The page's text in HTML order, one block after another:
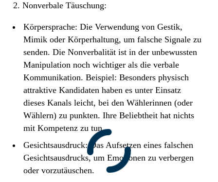
2. Nonverbale Täuschung:
Körpersprache: Die Verwendung von Gestik,
Mimik oder Körperhaltung, um falsche Signale zu
senden. Die Nonverbalität ist in der unbewussten
Manipulation noch wichtiger als die verbale
Kommunikation. Beispiel: Besonders physisch
attraktive Kandidaten haben es unter Einsatz
dieses Kanals leicht, bei den Wählerinnen (oder
Wählern) zu punkten. Ihre Beliebtheit hat nichts
mit Kompetenz zu tun.
Gesichtsausdruck: Das Aufsetzen eines falschen
Gesichtsausdrucks, um Emotionen zu verbergen
oder vorzutäuschen.